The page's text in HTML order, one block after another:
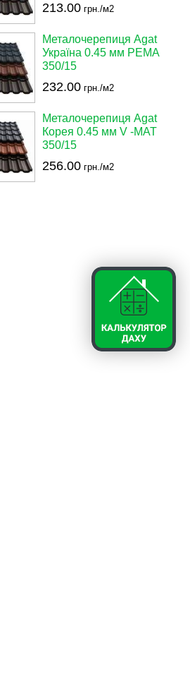
213.00 грн./м2
Металочерепиця Agat
Україна 0.45 мм PEMA
350/15
232.00 грн./м2
Металочерепиця Agat
Корея 0.45 мм V -MAT
350/15
256.00 грн./м2